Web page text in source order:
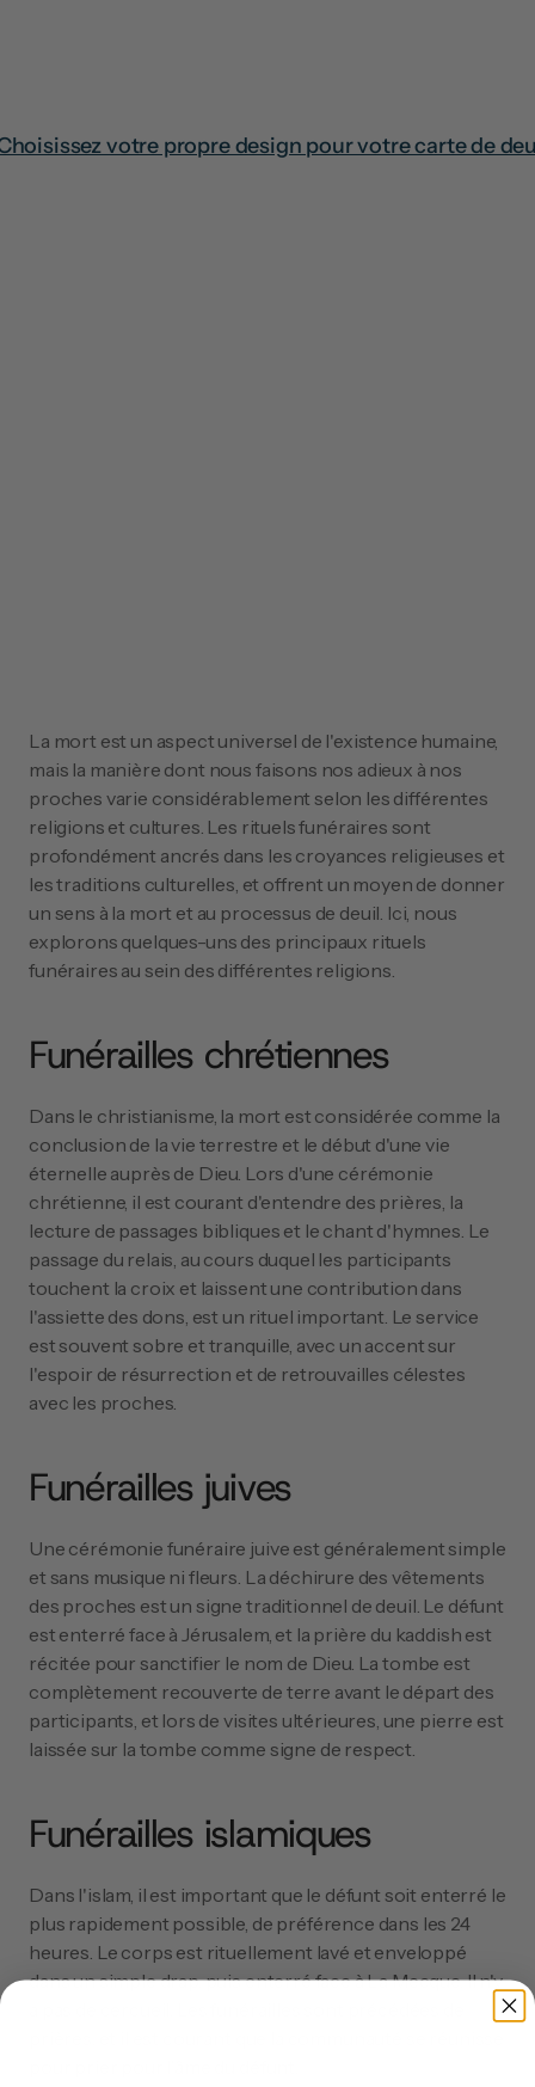
votre propre design pour votre carte de
La mort est un aspect universel de l'existence humaine,
mais la manière dont nous faisons nos adieux à nos
proches varie considérablement selon les différentes
religions et cultures. Les rituels funéraires sont
profondément ancrés dans les croyances religieuses et
les traditions culturelles, et offrent un moyen de donner
un sens à la mort et au processus de deuil. Ici, nous
explorons quelques-uns des principaux rituels
funéraires au sein des différentes religions.
Funérailles chrétiennes
Dans le christianisme, la mort est considérée comme la
conclusion de la vie terrestre et le début d'une vie
éternelle auprès de Dieu. Lors d'une cérémonie
chrétienne, il est courant d'entendre des prières, la
lecture de passages bibliques et le chant d'hymnes. Le
passage du relais, au cours duquel les participants
touchent la croix et laissent une contribution dans
l'assiette des dons, est un rituel important. Le service
est souvent sobre et tranquille, avec un accent sur
l'espoir de résurrection et de retrouvailles célestes
avec les proches.
Funérailles juives
Une cérémonie funéraire juive est généralement simple
et sans musique ni fleurs. La déchirure des vêtements
des proches est un signe traditionnel de deuil. Le défunt
est enterré face à Jérusalem, et la prière du kaddish est
récitée pour sanctifier le nom de Dieu. La tombe est
complètement recouverte de terre avant le départ des
participants, et lors de visites ultérieures, une pierre est
laissée sur la tombe comme signe de respect.
Funérailles islamiques
Dans l'islam, il est important que le défunt soit enterré le
plus rapidement possible, de préférence dans les 24
heures. Le corps est rituellement lavé et enveloppé
dans un simple drap, puis enterré face à La Mecque. Il n'y